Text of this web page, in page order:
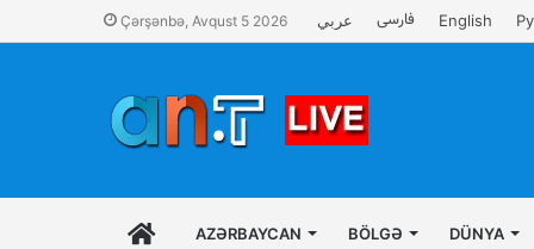
Çərşənbə, Avqust 5 2026 عربي فارسی English
İLK AZƏRBAYCAN BÖLGƏ DÜNYA